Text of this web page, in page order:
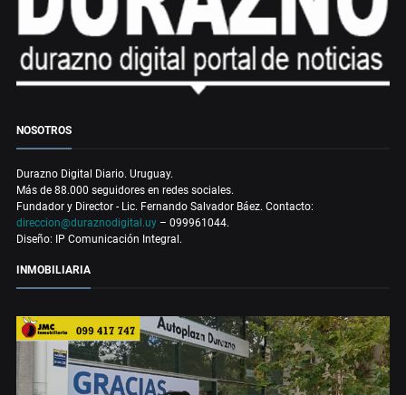
NOSOTROS
Durazno Digital Diario. Uruguay.
Más de 88.000 seguidores en redes sociales.
Fundador y Director - Lic. Fernando Salvador Báez. Contacto:
direccion@duraznodigital.uy – 099961044.
Diseño: IP Comunicación Integral.
INMOBILIARIA